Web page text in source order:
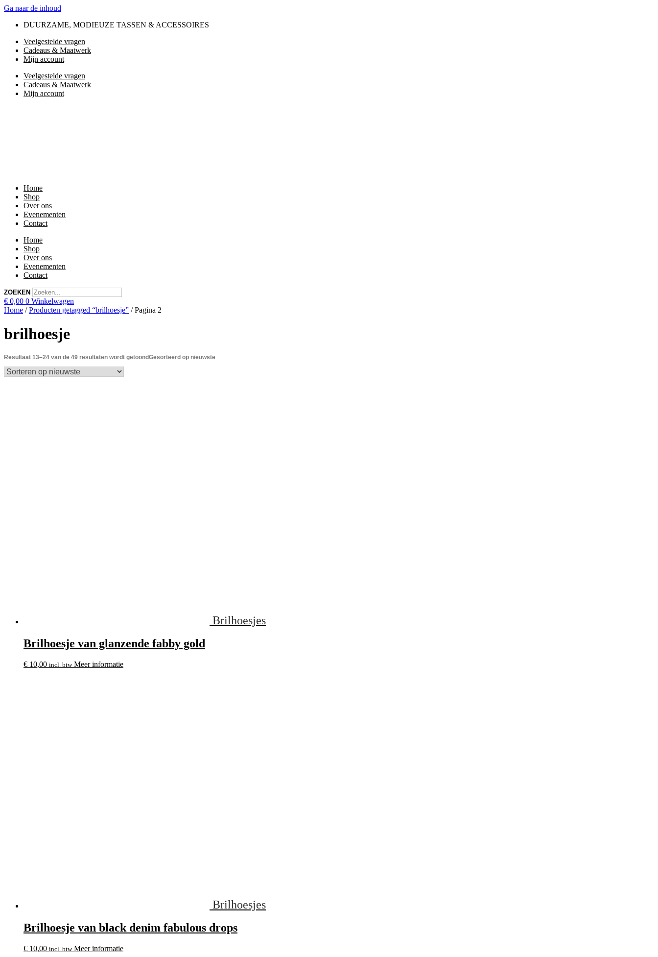
Ga naar de inhoud
DUURZAME, MODIEUZE TASSEN & ACCESSOIRES
Veelgestelde vragen
Cadeaus & Maatwerk
Mijn account
Veelgestelde vragen
Cadeaus & Maatwerk
Mijn account
Home
Shop
Over ons
Evenementen
Contact
Home
Shop
Over ons
Evenementen
Contact
ZOEKEN
€ 0,00 0 Winkelwagen
Home /Producten getagged “brilhoesje” / Pagina 2
brilhoesje
Resultaat 13–24 van de 49 resultaten wordt getoondGesorteerd op nieuwste
Brilhoesjes
Brilhoesje van glanzende fabby gold
€ 10,00 incl. btw Meer informatie
Brilhoesjes
Brilhoesje van black denim fabulous drops
€ 10,00 incl. btw Meer informatie